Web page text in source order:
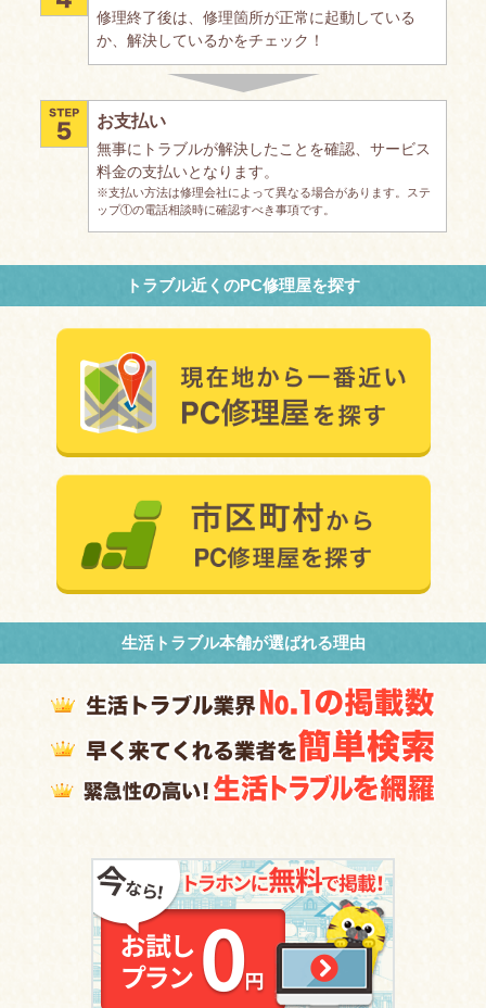
修理終了後は、修理箇所が正常に起動している
か、解決しているかをチェック！
お支払い
無事にトラブルが解決したことを確認、サービス
料金の支払いとなります。
※支払い方法は修理会社によって異なる場合があります。ステ
ップ①の電話相談時に確認すべき事項です。
トラブル近くのPC修理屋を探す
生活トラブル本舗が選ばれる理由